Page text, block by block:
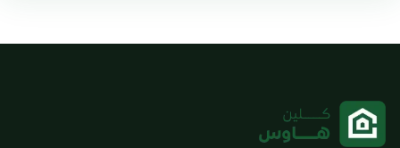
معلومات الموقع والتواصل